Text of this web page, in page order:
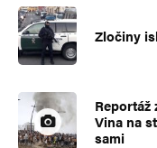
Zločiny
Reportáž
Vina na
sami